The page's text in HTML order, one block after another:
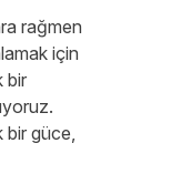
rağmen
için
bir
bir güce,